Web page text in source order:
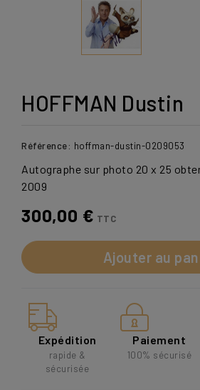
HOFFMAN Dustin
Référence: hoffman-dustin-0209053
Autographe sur photo 20 x 25
2009
300,00 € TTC
Ajouter au
Expédition
rapide &
sécurisée
Paiement
100% sécurisé